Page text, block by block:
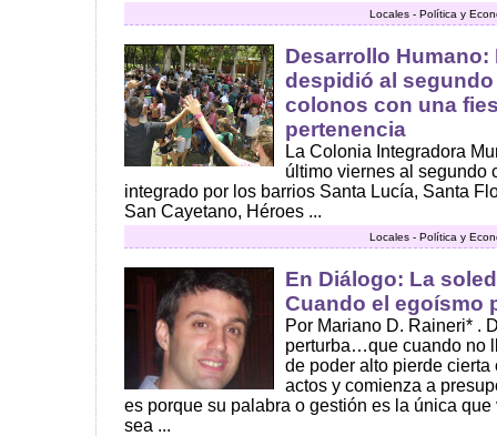
Locales - Política y
Desarrollo
despidió al
colonos con una
pertenencia
La Colonia Integradora
último viernes al segundo
integrado por los barrios Santa Lucía, Santa
San Cayetano, Héroes ...
Locales - Política y
En Diálogo: La
Cuando el egoísmo
Por Mariano D. Raineri* .
perturba…que cuando no
de poder alto pierde
actos y comienza a
es porque su palabra o gestión es la única
sea ...